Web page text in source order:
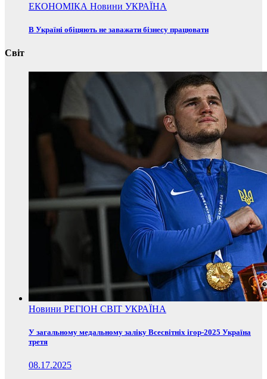
ЕКОНОМІКА Новини УКРАЇНА
В Україні обіцяють не заважати бізнесу працювати
Світ
Новини РЕГІОН СВІТ УКРАЇНА
У загальному медальному заліку Всесвітніх ігор-2025 Україна
третя
08.17.2025